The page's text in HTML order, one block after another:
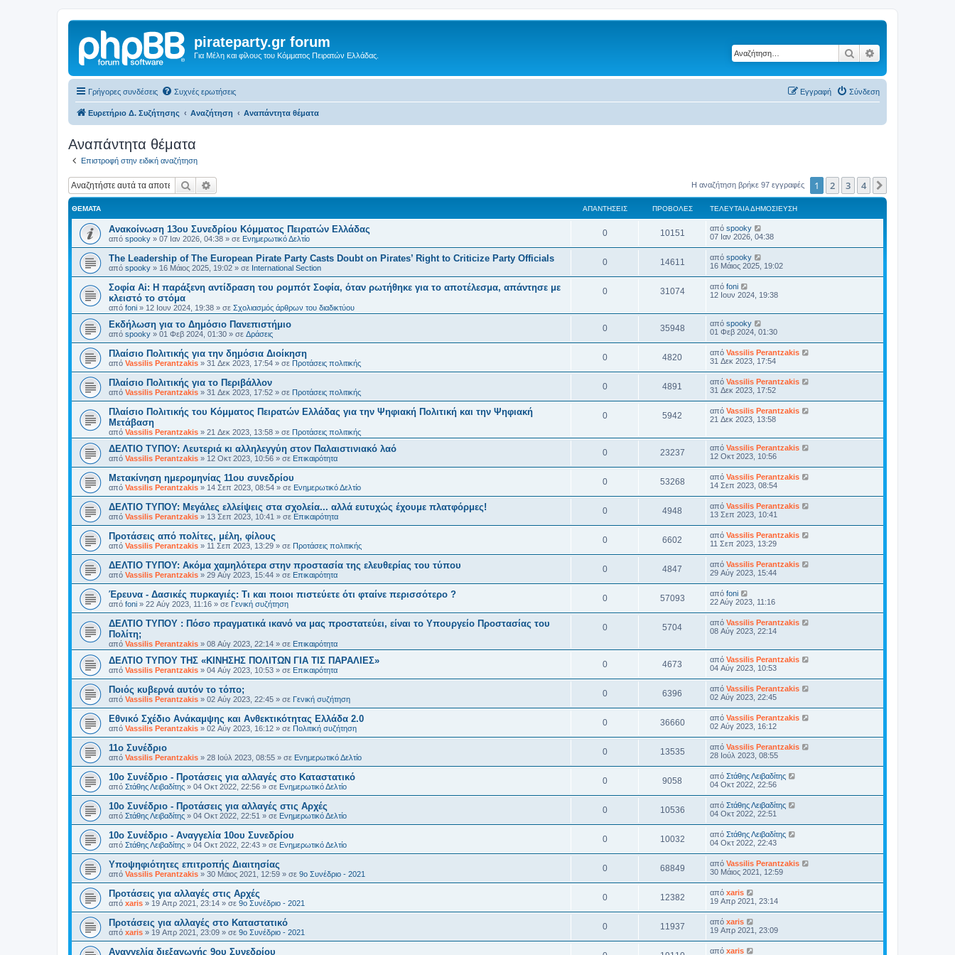
pirateparty.gr forum
Για Μέλη και φίλους του Κόμματος Πειρατών Ελλάδας. Αναζήτηση
Γρήγορες συνδέσεις Συχνές ερωτήσεις Σύνδεση
Εγγραφή
Ευρετήριο Δ. Συζήτησης Αναζήτηση Αναπάντητα θέματα
Αναπάντητα θέματα
Επιστροφή στην ειδική αναζήτηση
Αναζήτηση Η αναζήτηση βρήκε 97 εγγραφές 1 2 3 4
ΘΈΜΑΤΑ ΑΠΑΝΤΉΣΕΙΣ ΠΡΟΒΟΛΈΣ ΤΕΛΕΥΤΑΊΑ ΔΗΜΟΣΊΕΥΣΗ
Ανακοίνωση 13ου Συνεδρίου Κόμματος Πειρατών Ελλάδας
από spooky » 07 Ιαν 2026, 04:38 » σε Ενημερωτικό Δελτίο
0 10151 από spooky
07 Ιαν 2026, 04:38
The Leadership of The European Pirate Party Casts Doubt on Pirates’ Right to Criticize Party Officials
από spooky » 16 Μάιος 2025, 19:02 » σε International Section
0 14611 από spooky
16 Μάιος 2025, 19:02
Σοφία Ai: Η παράξενη αντίδραση του ρομπότ Σοφία, όταν ρωτήθηκε για το αποτέλεσμα, απάντησε με
κλειστό το στόμα
από foni » 12 Ιουν 2024, 19:38 » σε Σχολιασμός άρθρων του διαδικτύου
0 31074 από foni
12 Ιουν 2024, 19:38
Εκδήλωση για το Δημόσιο Πανεπιστήμιο
από spooky » 01 Φεβ 2024, 01:30 » σε Δράσεις
0 35948 από spooky
01 Φεβ 2024, 01:30
Πλαίσιο Πολιτικής για την δημόσια Διοίκηση
από Vassilis Perantzakis » 31 Δεκ 2023, 17:54 » σε Προτάσεις πολιτικής
0 4820 από Vassilis Perantzakis
31 Δεκ 2023, 17:54
Πλαίσιο Πολιτικής για το Περιβάλλον
από Vassilis Perantzakis » 31 Δεκ 2023, 17:52 » σε Προτάσεις πολιτικής
0 4891 από Vassilis Perantzakis
31 Δεκ 2023, 17:52
Πλαίσιο Πολιτικής του Κόμματος Πειρατών Ελλάδας για την Ψηφιακή Πολιτική και την Ψηφιακή
Μετάβαση
από Vassilis Perantzakis » 21 Δεκ 2023, 13:58 » σε Προτάσεις πολιτικής
0 5942 από Vassilis Perantzakis
21 Δεκ 2023, 13:58
ΔΕΛΤΙΟ ΤΥΠΟΥ: Λευτεριά κι αλληλεγγύη στον Παλαιστινιακό λαό
από Vassilis Perantzakis » 12 Οκτ 2023, 10:56 » σε Επικαιρότητα
0 23237 από Vassilis Perantzakis
12 Οκτ 2023, 10:56
Μετακίνηση ημερομηνίας 11ου συνεδρίου
από Vassilis Perantzakis » 14 Σεπ 2023, 08:54 » σε Ενημερωτικό Δελτίο
0 53268 από Vassilis Perantzakis
14 Σεπ 2023, 08:54
ΔΕΛΤΙΟ ΤΥΠΟΥ: Μεγάλες ελλείψεις στα σχολεία... αλλά ευτυχώς έχουμε πλατφόρμες!
από Vassilis Perantzakis » 13 Σεπ 2023, 10:41 » σε Επικαιρότητα
0 4948 από Vassilis Perantzakis
13 Σεπ 2023, 10:41
Προτάσεις από πολίτες, μέλη, φίλους
από Vassilis Perantzakis » 11 Σεπ 2023, 13:29 » σε Προτάσεις πολιτικής
0 6602 από Vassilis Perantzakis
11 Σεπ 2023, 13:29
ΔΕΛΤΙΟ ΤΥΠΟΥ: Ακόμα χαμηλότερα στην προστασία της ελευθερίας του τύπου
από Vassilis Perantzakis » 29 Αύγ 2023, 15:44 » σε Επικαιρότητα
0 4847 από Vassilis Perantzakis
29 Αύγ 2023, 15:44
Έρευνα - Δασικές πυρκαγιές: Τι και ποιοι πιστεύετε ότι φταίνε περισσότερο ?
από foni » 22 Αύγ 2023, 11:16 » σε Γενική συζήτηση
0 57093 από foni
22 Αύγ 2023, 11:16
ΔΕΛΤΙΟ ΤΥΠΟΥ : Πόσο πραγματικά ικανό να μας προστατεύει, είναι το Υπουργείο Προστασίας του
Πολίτη;
από Vassilis Perantzakis » 08 Αύγ 2023, 22:14 » σε Επικαιρότητα
0 5704 από Vassilis Perantzakis
08 Αύγ 2023, 22:14
ΔΕΛΤΙΟ ΤΥΠΟΥ ΤΗΣ «ΚΙΝΗΣΗΣ ΠΟΛΙΤΩΝ ΓΙΑ ΤΙΣ ΠΑΡΑΛΙΕΣ»
από Vassilis Perantzakis » 04 Αύγ 2023, 10:53 » σε Επικαιρότητα
0 4673 από Vassilis Perantzakis
04 Αύγ 2023, 10:53
Ποιός κυβερνά αυτόν το τόπο;
από Vassilis Perantzakis » 02 Αύγ 2023, 22:45 » σε Γενική συζήτηση
0 6396 από Vassilis Perantzakis
02 Αύγ 2023, 22:45
Eθνικό Σχέδιο Ανάκαμψης και Ανθεκτικότητας Ελλάδα 2.0
από Vassilis Perantzakis » 02 Αύγ 2023, 16:12 » σε Πολιτική συζήτηση
0 36660 από Vassilis Perantzakis
02 Αύγ 2023, 16:12
11o Συνέδριο
από Vassilis Perantzakis » 28 Ιούλ 2023, 08:55 » σε Ενημερωτικό Δελτίο
0 13535 από Vassilis Perantzakis
28 Ιούλ 2023, 08:55
10ο Συνέδριο - Προτάσεις για αλλαγές στο Καταστατικό
από Στάθης Λειβαδίτης » 04 Οκτ 2022, 22:56 » σε Ενημερωτικό Δελτίο
0 9058 από Στάθης Λειβαδίτης
04 Οκτ 2022, 22:56
10ο Συνέδριο - Προτάσεις για αλλαγές στις Αρχές
από Στάθης Λειβαδίτης » 04 Οκτ 2022, 22:51 » σε Ενημερωτικό Δελτίο
0 10536 από Στάθης Λειβαδίτης
04 Οκτ 2022, 22:51
10ο Συνέδριο - Αναγγελία 10ου Συνεδρίου
από Στάθης Λειβαδίτης » 04 Οκτ 2022, 22:43 » σε Ενημερωτικό Δελτίο
0 10032 από Στάθης Λειβαδίτης
04 Οκτ 2022, 22:43
Υποψηφιότητες επιτροπής Διαιτησίας
από Vassilis Perantzakis » 30 Μάιος 2021, 12:59 » σε 9ο Συνέδριο - 2021
0 68849 από Vassilis Perantzakis
30 Μάιος 2021, 12:59
Προτάσεις για αλλαγές στις Αρχές
από xaris » 19 Απρ 2021, 23:14 » σε 9ο Συνέδριο - 2021
0 12382 από xaris
19 Απρ 2021, 23:14
Προτάσεις για αλλαγές στο Καταστατικό
από xaris » 19 Απρ 2021, 23:09 » σε 9ο Συνέδριο - 2021
0 11937 από xaris
19 Απρ 2021, 23:09
Αναγγελία διεξαγωγής 9ου Συνεδρίου από xaris